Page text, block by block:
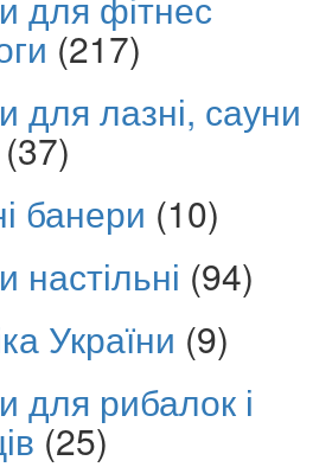
(217)
для лазні, сауни
(37)
банери (10)
настільні (94)
України (9)
для рибалок і
(25)